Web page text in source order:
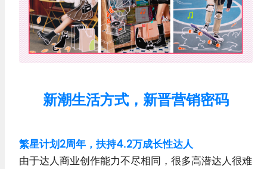
新潮生活方式，新晋营销密码
繁星计划2周年，扶持4.2万成长性达人
由于达人商业创作能力不尽相同，很多高潜达人很难